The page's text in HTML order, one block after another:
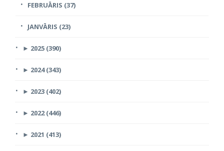
FEBRUĀRIS (37)
JANVĀRIS (23)
► 2025 (390)
► 2024 (343)
► 2023 (402)
► 2022 (446)
► 2021 (413)